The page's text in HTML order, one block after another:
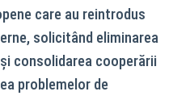
care au reintrodus
solicitând eliminarea
consolidarea cooperării
problemelor de